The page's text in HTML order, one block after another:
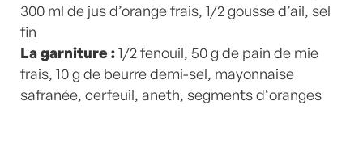
300 ml de jus d’orange frais, 1/2 gousse d’ail, sel
fin
La garniture :1/2 fenouil, 50 g de pain de mie
frais, 10 g de beurre demi-sel, mayonnaise
safranée, cerfeuil, aneth, segments d‘oranges